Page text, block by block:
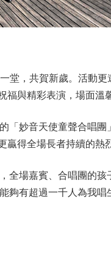
，共賀新歲。活動更
與精彩表演，場面溫
妙音天使童聲合唱團
得全場長者持續的熱
場嘉賓、合唱團的孩
夠有超過一千人為我